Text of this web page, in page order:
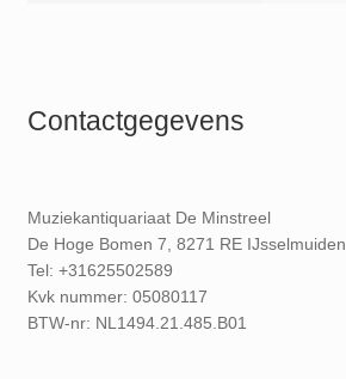
Contactgegevens
Muziekantiquariaat De Minstreel
De Hoge Bomen 7, 8271 RE IJsselmuiden
Tel: +31625502589
Kvk nummer: 05080117
BTW-nr: NL1494.21.485.B01